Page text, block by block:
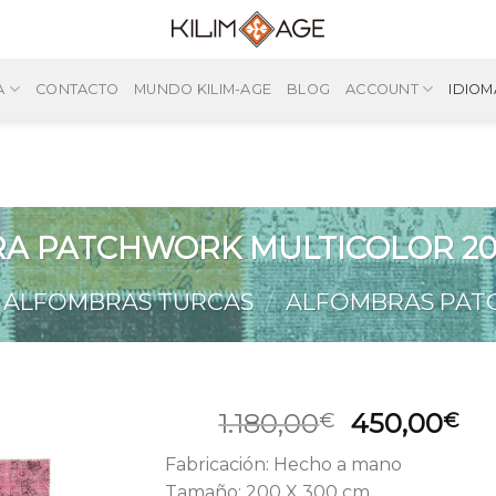
CONTACTO MUNDO KILIM-AGE BLOG ACCOUNT
PATCHWORK MULTICOLOR
ALFOMBRAS TURCAS / ALFOMBRAS
1.180,00€
El
precio
original
450,00€El
Fabricación: Hecho a mano
Tamaño: 200 X 300 cm.